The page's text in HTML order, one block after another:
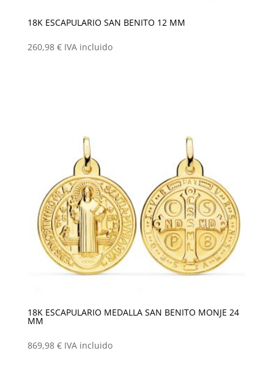
18K ESCAPULARIO SAN BENITO 12 MM
260,98 € IVA incluido
18K ESCAPULARIO MEDALLA SAN BENITO MONJE 24
MM
869,98 € IVA incluido